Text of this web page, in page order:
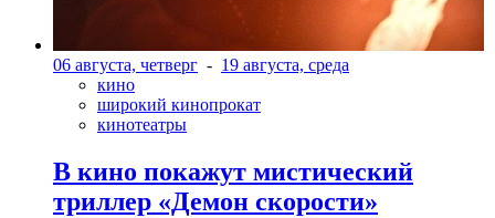
06 августа, четверг - 19 августа, среда
кино
широкий кинопрокат
кинотеатры
В кино покажут мистический
триллер «Демон скорости»